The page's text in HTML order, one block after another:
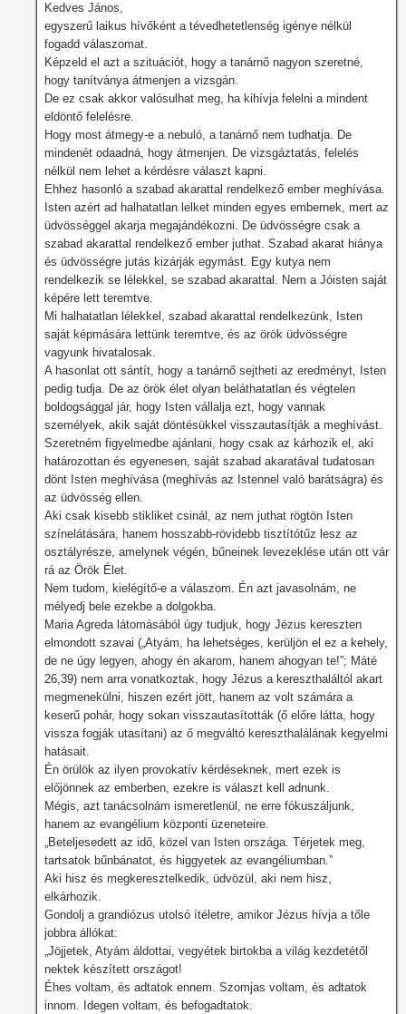
Kedves János,
egyszerű laikus hívőként a tévedhetetlenség igénye nélkül
fogadd válaszomat.
Képzeld el azt a szituációt, hogy a tanárnő nagyon szeretné,
hogy tanítványa átmenjen a vizsgán.
De ez csak akkor valósulhat meg, ha kihívja felelni a mindent
eldöntő felelésre.
Hogy most átmegy-e a nebuló, a tanárnő nem tudhatja. De
mindenét odaadná, hogy átmenjen. De vizsgáztatás, felelés
nélkül nem lehet a kérdésre választ kapni.
Ehhez hasonló a szabad akarattal rendelkező ember meghívása.
Isten azért ad halhatatlan lelket minden egyes embernek, mert az
üdvösséggel akarja megajándékozni. De üdvösségre csak a
szabad akarattal rendelkező ember juthat. Szabad akarat hiánya
és üdvösségre jutás kizárják egymást. Egy kutya nem
rendelkezik se lélekkel, se szabad akarattal. Nem a Jóisten saját
képére lett teremtve.
Mi halhatatlan lélekkel, szabad akarattal rendelkezünk, Isten
saját képmására lettünk teremtve, és az örök üdvösségre
vagyunk hivatalosak.
A hasonlat ott sántít, hogy a tanárnő sejtheti az eredményt, Isten
pedig tudja. De az örök élet olyan beláthatatlan és végtelen
boldogsággal jár, hogy Isten vállalja ezt, hogy vannak
személyek, akik saját döntésükkel visszautasítják a meghívást.
Szeretném figyelmedbe ajánlani, hogy csak az kárhozik el, aki
határozottan és egyenesen, saját szabad akaratával tudatosan
dönt Isten meghívása (meghívás az Istennel való barátságra) és
az üdvösség ellen.
Aki csak kisebb stikliket csinál, az nem juthat rögtön Isten
színelátására, hanem hosszabb-rövidebb tisztítótűz lesz az
osztályrésze, amelynek végén, bűneinek levezeklése után ott vár
rá az Örök Élet.
Nem tudom, kielégítő-e a válaszom. Én azt javasolnám, ne
mélyedj bele ezekbe a dolgokba.
Maria Agreda látomásából úgy tudjuk, hogy Jézus kereszten
elmondott szavai („Atyám, ha lehetséges, kerüljön el ez a kehely,
de ne úgy legyen, ahogy én akarom, hanem ahogyan te!”; Máté
26,39) nem arra vonatkoztak, hogy Jézus a kereszthaláltól akart
megmenekülni, hiszen ezért jött, hanem az volt számára a
keserű pohár, hogy sokan visszautasították (ő előre látta, hogy
vissza fogják utasítani) az ő megváltó kereszthalálának kegyelmi
hatásait.
Én örülök az ilyen provokatív kérdéseknek, mert ezek is
előjönnek az emberben, ezekre is választ kell adnunk.
Mégis, azt tanácsolnám ismeretlenül, ne erre fókuszáljunk,
hanem az evangélium központi üzeneteire.
„Beteljesedett az idő, közel van Isten országa. Térjetek meg,
tartsatok bűnbánatot, és higgyetek az evangéliumban.”
Aki hisz és megkeresztelkedik, üdvözül, aki nem hisz,
elkárhozik.
Gondolj a grandiózus utolsó ítéletre, amikor Jézus hívja a tőle
jobbra állókat:
„Jöjjetek, Atyám áldottai, vegyétek birtokba a világ kezdetétől
nektek készített országot!
Éhes voltam, és adtatok ennem. Szomjas voltam, és adtatok
innom. Idegen voltam, és befogadtatok.